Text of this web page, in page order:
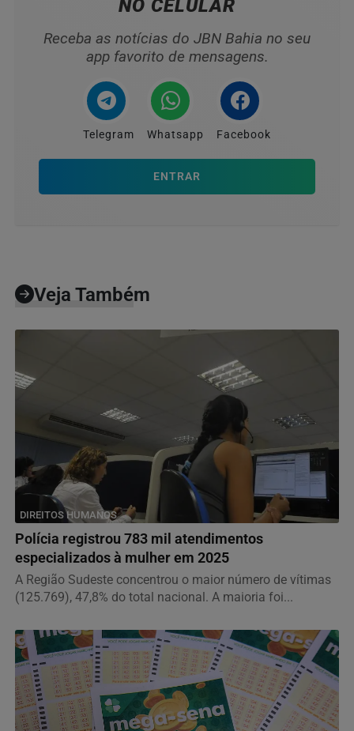
NO CELULAR
Receba as notícias do JBN Bahia no seu
app favorito de mensagens.
Telegram Whatsapp Facebook
ENTRAR
Veja Também
DIREITOS HUMANOS
Polícia registrou 783 mil atendimentos
especializados à mulher em 2025
A Região Sudeste concentrou o maior número de vítimas
(125.769), 47,8% do total nacional. A maioria foi...